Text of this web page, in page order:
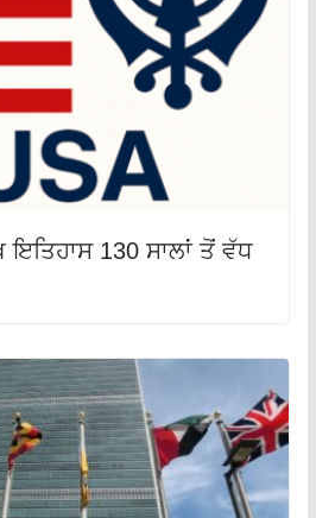
ਇਤਿਹਾਸ 130 ਸਾਲਾਂ ਤੋਂ ਵੱਧ